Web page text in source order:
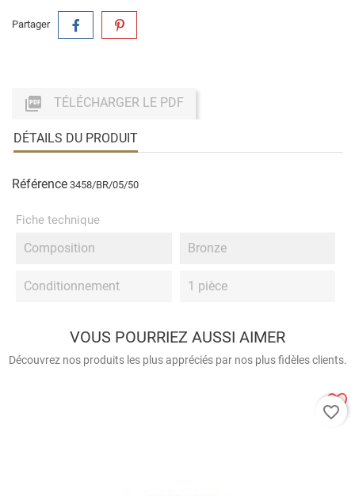
Partager
 TÉLÉCHARGER LE PDF
DÉTAILS DU PRODUIT
Référence 3458/BR/05/50
Fiche technique
Composition Bronze
Conditionnement 1 pièce
VOUS POURRIEZ AUSSI AIMER
Découvrez nos produits les plus appréciés par nos plus fidèles clients.
favorite_border